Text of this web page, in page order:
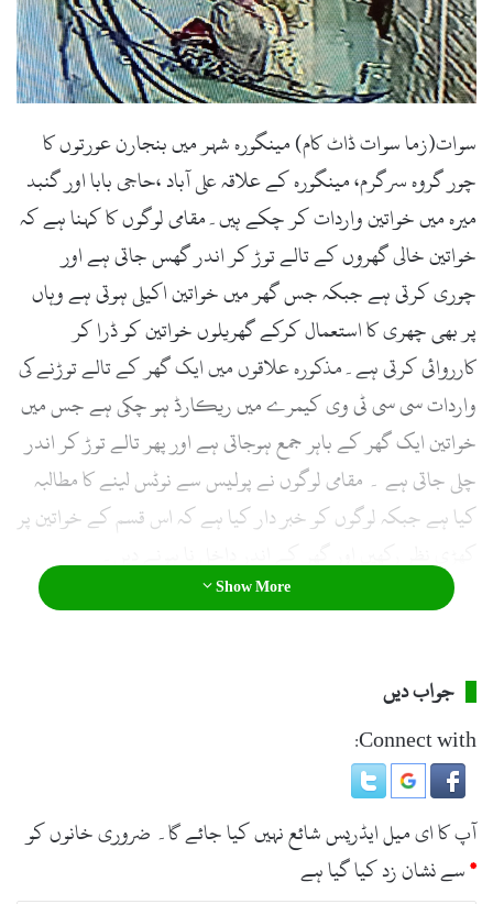
سوات(زما سوات ڈاٹ کام) مینگورہ شہر میں بنجارن عورتوں کا
چور گروہ سرگرم، مینگورہ کے علاقہ علی آباد ،حاجی بابا اور گنبد
میرہ میں خواتین واردات کر چکے ہیں۔مقامی لوگوں کا کہنا ہے کہ
خواتین خالی گھروں کے تالے توڑ کر اندر گھس جاتی ہے اور
چوری کرتی ہے جبکہ جس گھر میں خواتین اکیلی ہوتی ہے وہاں
پر بھی چھری کا استعمال کرکے گھریلوں خواتین کو ڈرا کر
کارروائی کرتی ہے۔مذکورہ علاقوں میں ایک گھر کے تالے توڑنے کی
واردات سی سی ٹی وی کیمرے میں ریکارڈ ہو چکی ہے جس میں
خواتین ایک گھر کے باہر جمع ہوجاتی ہے اور پھر تالے توڑ کر اندر
چلی جاتی ہے ۔ مقامی لوگوں نے پولیس سے نوٹس لینے کا مطالبہ
کیا ہے جبکہ لوگوں کو خبر دار کیا ہے کہ اس قسم کے خواتین پر
Show More
جواب دیں
Connect with:
آپ کا ای میل ایڈریس شائع نہیں کیا جائے گا۔ ضروری خانوں کو
*سے نشان زد کیا گیا ہے